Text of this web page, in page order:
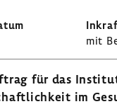
mit
für das
im